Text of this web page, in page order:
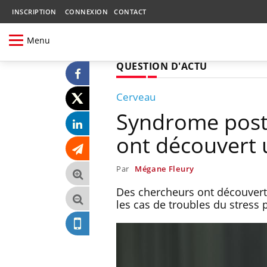
INSCRIPTION CONNEXION CONTACT
Menu
QUESTION D'ACTU
Cerveau
Syndrome
ont découvert
Par Mégane Fleury
Des chercheurs ont
les cas de troubles du stress